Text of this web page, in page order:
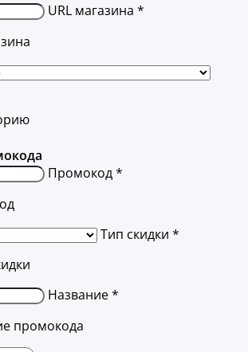
URL магазина *
Промокод *
Тип скидки *
Название *
промокода